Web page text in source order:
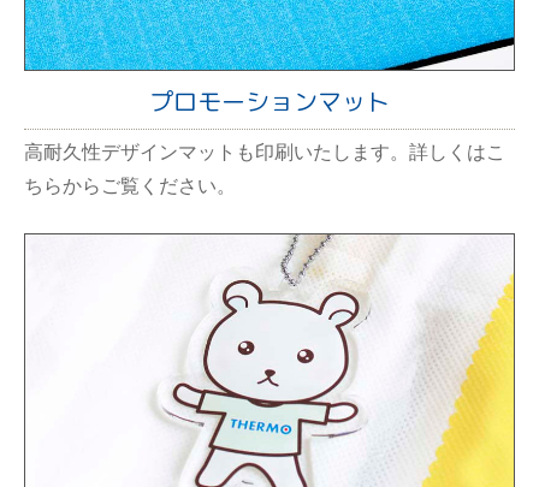
プロモーションマット
高耐久性デザインマットも印刷いたします。詳しくはこ
ちらからご覧ください。